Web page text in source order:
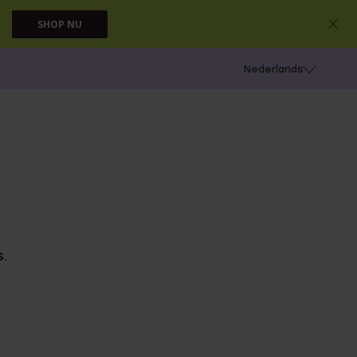
SHOP NU
Nederlands